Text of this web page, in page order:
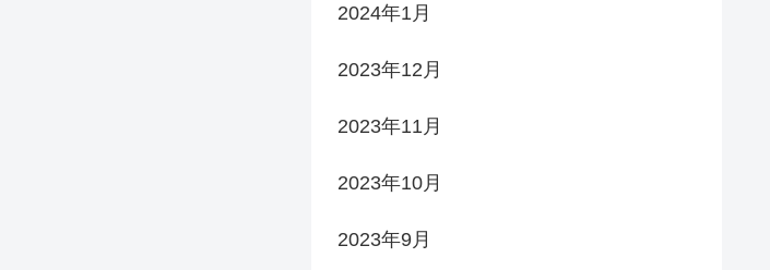
2024年1月
2023年12月
2023年11月
2023年10月
2023年9月